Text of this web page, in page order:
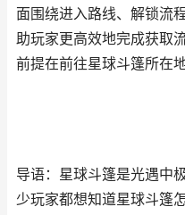
面围绕进入路线、解锁流
助玩家更高效地完成获取
前提在前往星球斗篷所在
导语：星球斗篷是光遇中
少玩家都想知道星球斗篷